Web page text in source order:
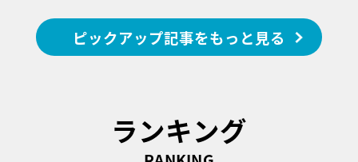
ピックアップ記事をもっと見る
ランキング